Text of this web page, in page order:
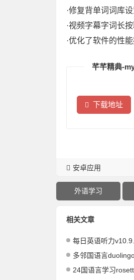
·修复背单词词库
·视频字幕字词长按
·优化了软件的性
芊芊精典-
下载地址
安卓应用
外语学习
相关文章
每日英语听力
多邻国语言duolingo:
24国语言学习rosetta